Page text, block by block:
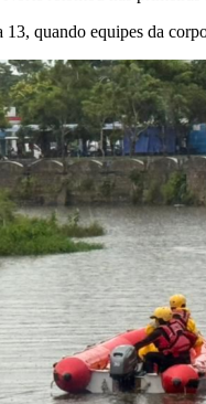
quando equipes da